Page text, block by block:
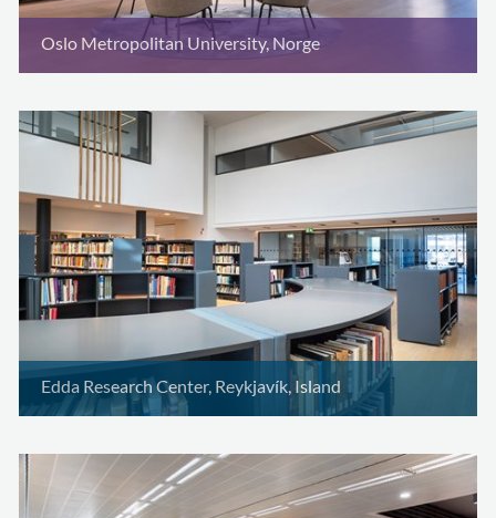
Oslo Metropolitan University, Norge
Edda Research Center, Reykjavík, Island